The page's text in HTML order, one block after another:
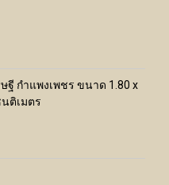
ฐี กำแพงเพชร ขนาด 1.80 x
ติเมตร